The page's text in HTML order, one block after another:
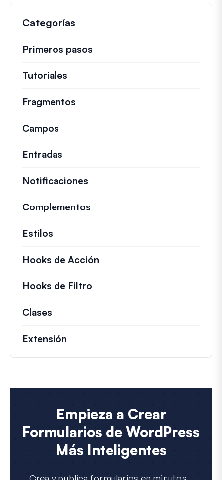
Categorías
Primeros pasos
Tutoriales
Fragmentos
Campos
Entradas
Notificaciones
Complementos
Estilos
Hooks de Acción
Hooks de Filtro
Clases
Extensión
Empieza a Crear
Formularios de WordPress
Más Inteligentes
Crea y publica formularios en minutos...